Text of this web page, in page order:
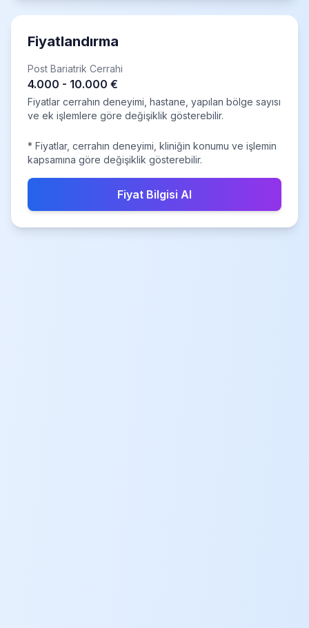
Fiyatlandırma
Post Bariatrik Cerrahi
4.000 - 10.000 €
Fiyatlar cerrahın deneyimi, hastane, yapılan bölge sayısı
ve ek işlemlere göre değişiklik gösterebilir.
* Fiyatlar, cerrahın deneyimi, kliniğin konumu ve işlemin
kapsamına göre değişiklik gösterebilir.
Fiyat Bilgisi Al